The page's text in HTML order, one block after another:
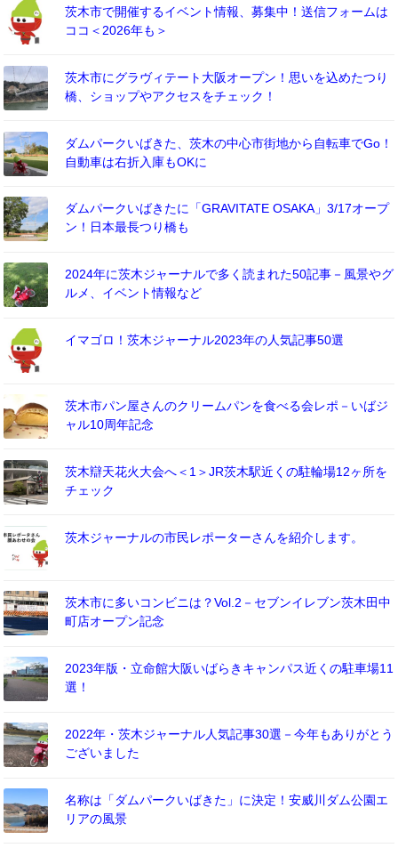
茨木市で開催するイベント情報、募集中！送信フォームは
ココ＜2026年も＞
茨木市にグラヴィテート大阪オープン！思いを込めたつり
橋、ショップやアクセスをチェック！
ダムパークいばきた、茨木の中心市街地から自転車でGo！
自動車は右折入庫もOKに
ダムパークいばきたに「GRAVITATE OSAKA」3/17オープ
ン！日本最長つり橋も
2024年に茨木ジャーナルで多く読まれた50記事－風景やグ
ルメ、イベント情報など
イマゴロ！茨木ジャーナル2023年の人気記事50選
茨木市パン屋さんのクリームパンを食べる会レポ－いばジ
ャル10周年記念
茨木辯天花火大会へ＜1＞JR茨木駅近くの駐輪場12ヶ所を
チェック
茨木ジャーナルの市民レポーターさんを紹介します。
茨木市に多いコンビニは？Vol.2－セブンイレブン茨木田中
町店オープン記念
2023年版・立命館大阪いばらきキャンパス近くの駐車場11
選！
2022年・茨木ジャーナル人気記事30選－今年もありがとう
ございました
名称は「ダムパークいばきた」に決定！安威川ダム公園エ
リアの風景